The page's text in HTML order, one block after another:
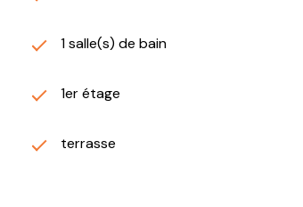
1 salle(s) de bain
1er étage
terrasse